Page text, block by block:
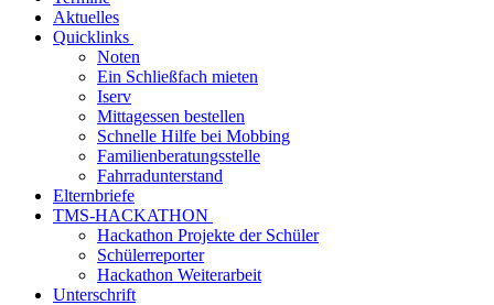
Aktuelles
Quicklinks
Noten
Ein Schließfach mieten
Iserv
Mittagessen bestellen
Schnelle Hilfe bei Mobbing
Familienberatungsstelle
Fahrradunterstand
Elternbriefe
TMS-HACKATHON
Hackathon Projekte der Schüler
Schülerreporter
Hackathon Weiterarbeit
Unterschrift